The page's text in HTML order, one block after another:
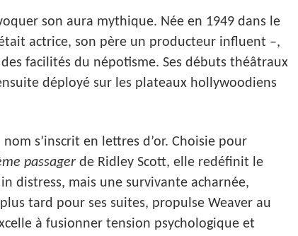
son aura mythique. Née en 1949 dans le
actrice, son père un producteur influent –,
facilités du népotisme. Ses débuts théâtraux
déployé sur les plateaux hollywoodiens
s’inscrit en lettres d’or. Choisie pour
passager de Ridley Scott, elle redéfinit le
distress, mais une survivante acharnée,
tard pour ses suites, propulse Weaver au
à fusionner tension psychologique et